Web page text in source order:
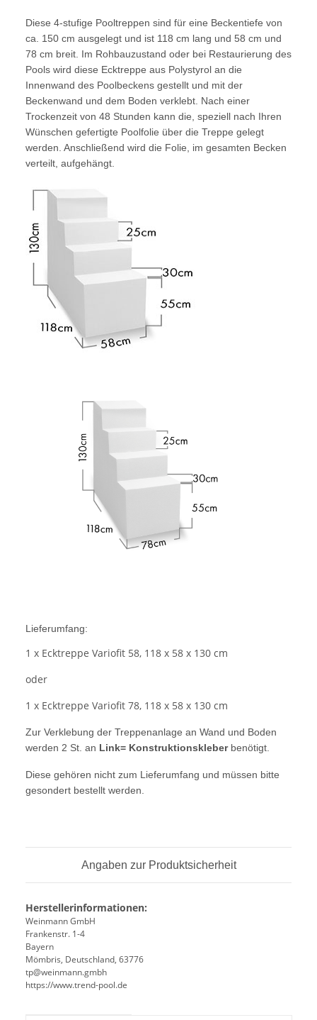
Diese 4-stufige Pooltreppen sind für eine Beckentiefe von
ca. 150 cm ausgelegt und ist 118 cm lang und 58 cm und
78 cm breit. Im Rohbauzustand oder bei Restaurierung des
Pools wird diese Ecktreppe aus Polystyrol an die
Innenwand des Poolbeckens gestellt und mit der
Beckenwand und dem Boden verklebt. Nach einer
Trockenzeit von 48 Stunden kann die, speziell nach Ihren
Wünschen gefertigte Poolfolie über die Treppe gelegt
werden. Anschließend wird die Folie, im gesamten Becken
verteilt, aufgehängt.
Lieferumfang:
1 x Ecktreppe Variofit 58, 118 x 58 x 130 cm
oder
1 x Ecktreppe Variofit 78, 118 x 58 x 130 cm
Zur Verklebung der Treppenanlage an Wand und Boden
werden 2 St. an Link= Konstruktionskleber benötigt.
Diese gehören nicht zum Lieferumfang und müssen bitte
gesondert bestellt werden.
Angaben zur Produktsicherheit
Herstellerinformationen:
Weinmann GmbH
Frankenstr. 1-4
Bayern
Mömbris, Deutschland, 63776
tp@weinmann.gmbh
https://www.trend-pool.de